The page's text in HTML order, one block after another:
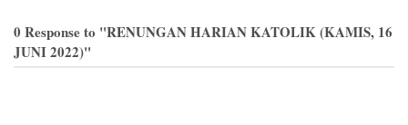
0 Response to "RENUNGAN HARIAN KATOLIK (KAMIS, 16
JUNI 2022)"